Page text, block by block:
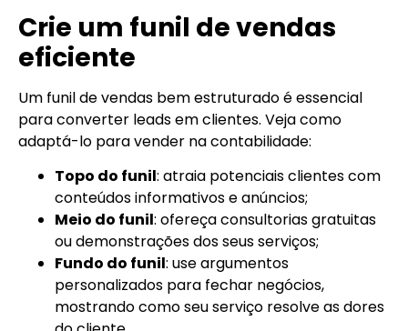
Crie um funil de vendas
eficiente
Um funil de vendas bem estruturado é essencial
para converter leads em clientes. Veja como
adaptá-lo para vender na contabilidade:
Topo do funil: atraia potenciais clientes com
conteúdos informativos e anúncios;
Meio do funil: ofereça consultorias gratuitas
ou demonstrações dos seus serviços;
Fundo do funil: use argumentos
personalizados para fechar negócios,
mostrando como seu serviço resolve as dores